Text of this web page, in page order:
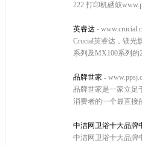
222 打印机硒鼓
英睿达 -
Crucial英睿达，镁光
系列及MX100系列的
品牌世家 -
品牌世家是一家立足
消费者的一个最直接
中洁网卫浴十大品牌
中洁网卫浴十大品牌